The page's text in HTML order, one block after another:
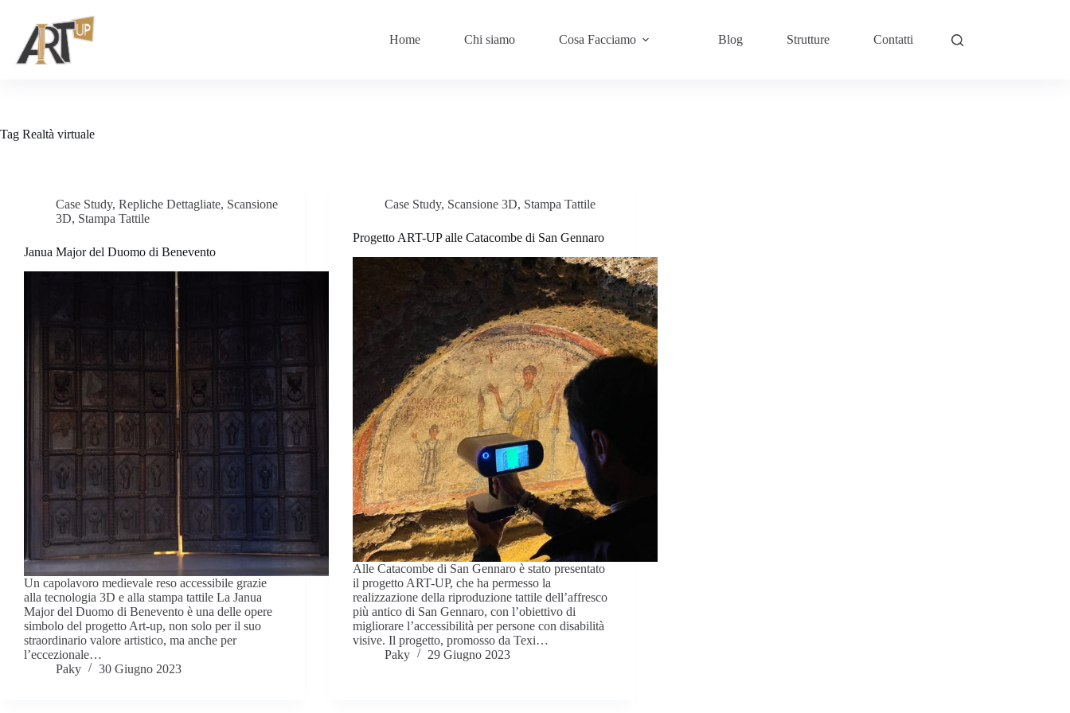
Home Chi siamo Cosa Facciamo Blog Strutture Contatti
Tag Realtà virtuale
Case Study, Repliche Dettagliate, Scansione
3D, Stampa Tattile
Janua Major del Duomo di Benevento
Un capolavoro medievale reso accessibile grazie
alla tecnologia 3D e alla stampa tattile La Janua
Major del Duomo di Benevento è una delle opere
simbolo del progetto Art-up, non solo per il suo
straordinario valore artistico, ma anche per
l’eccezionale…
Paky
30 Giugno 2023
Case Study, Scansione 3D, Stampa Tattile
Progetto ART-UP alle Catacombe di San Gennaro
Alle Catacombe di San Gennaro è stato presentato
il progetto ART-UP, che ha permesso la
realizzazione della riproduzione tattile dell’affresco
più antico di San Gennaro, con l’obiettivo di
migliorare l’accessibilità per persone con disabilità
visive. Il progetto, promosso da Texi…
Paky
29 Giugno 2023